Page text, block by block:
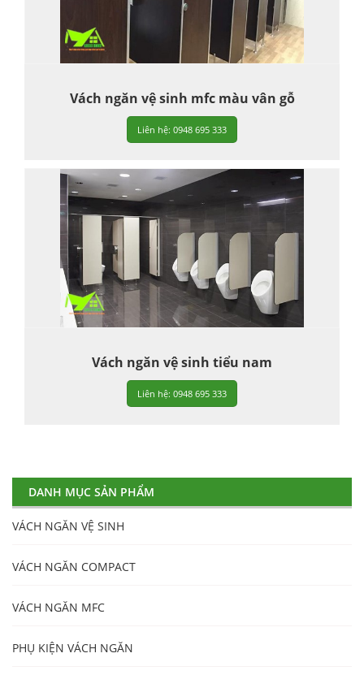
Vách ngăn vệ sinh mfc màu vân gỗ
Liên hệ: 0948 695 333
Vách ngăn vệ sinh tiểu nam
Liên hệ: 0948 695 333
DANH MỤC SẢN PHẨM
VÁCH NGĂN VỆ SINH
VÁCH NGĂN COMPACT
VÁCH NGĂN MFC
PHỤ KIỆN VÁCH NGĂN